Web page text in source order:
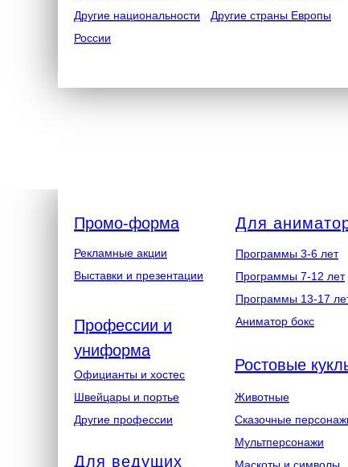
Другие страны Европы
Другие национальности
России
Рекламные акции
Выставки и презентации
Официанты и хостес
Швейцары и портье
Другие профессии
Промо-форма
Профессии и
униформа
Программы 3-6 лет
Программы 7-12 лет
Программы 13-17
Аниматор бокс
Ростовые
Животные
Сказочные
Мультперсонажи
Для
Для ведущих